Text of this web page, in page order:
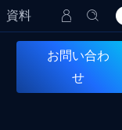
資料
お問い合わ
せ